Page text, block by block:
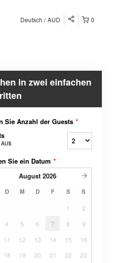
0
Deutsch AUD
in zwei einfachen
Sie Anzahl der Guests *
Sie ein Datum *
August 2026
D M D F S S
1
2
4 5 6 7 8
9
11 12 13 14 15
16
18 19 20 21 22
23